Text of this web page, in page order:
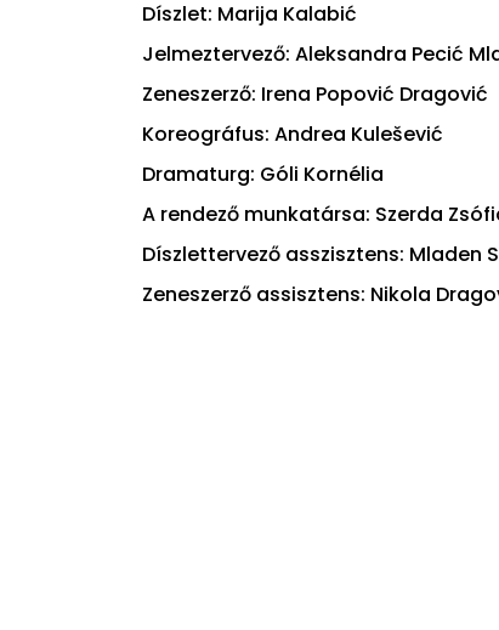
Díszlet: Marija Kalabić
Jelmeztervező: Aleksandra Pecić
Zeneszerző: Irena Popović Dragović
Koreográfus: Andrea Kulešević
Dramaturg: Góli Kornélia
A rendező munkatársa: Szerda
Díszlettervező asszisztens: Mladen
Zeneszerző assisztens: Nikola